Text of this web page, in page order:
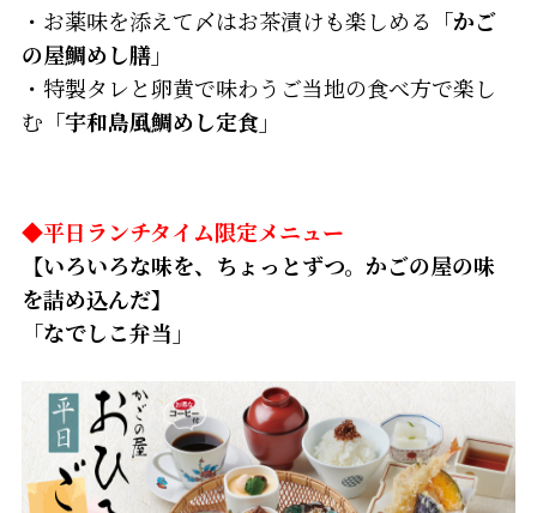
・お薬味を添えて〆はお茶漬けも楽しめる 「かご
の屋鯛めし膳」
・特製タレと卵黄で味わうご当地の食べ方で楽し
む 「宇和島風鯛めし定食」
◆平日ランチタイム限定メニュー
【いろいろな味を、ちょっとずつ。かごの屋の味
を詰め込んだ】
「なでしこ弁当」